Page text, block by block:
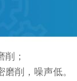
削；
削，噪声低。